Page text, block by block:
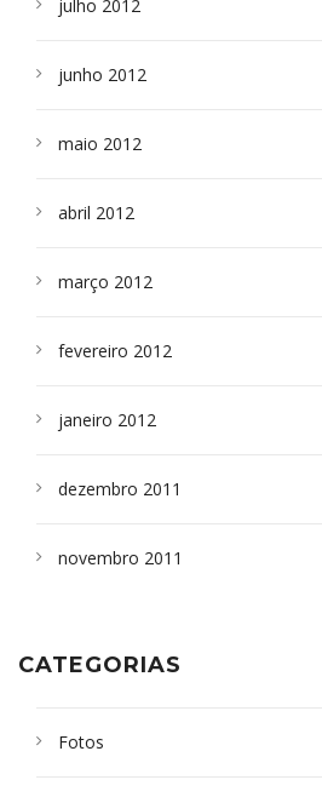
julho 2012
junho 2012
maio 2012
abril 2012
março 2012
fevereiro 2012
janeiro 2012
dezembro 2011
novembro 2011
CATEGORIAS
Fotos